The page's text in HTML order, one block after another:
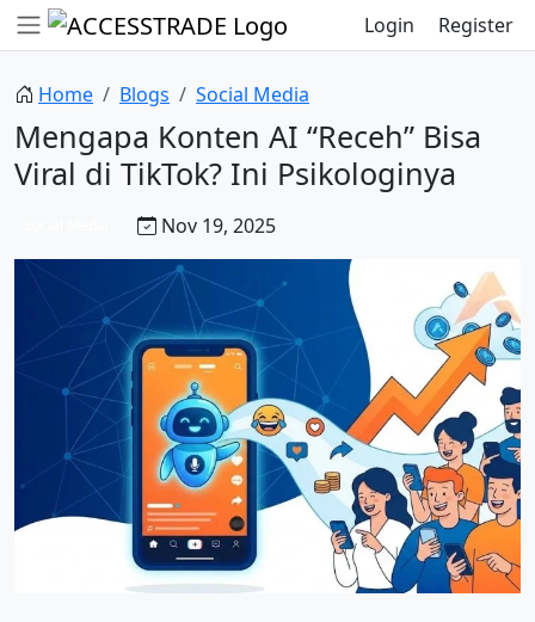
Login Register
Home Blogs Social Media
Mengapa Konten AI “Receh” Bisa
Viral di TikTok? Ini Psikologinya
Nov 19, 2025